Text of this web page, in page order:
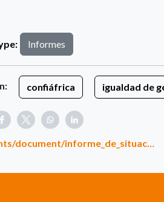
document/informe_de_situac…
Informes
confiáfrica igualdad de